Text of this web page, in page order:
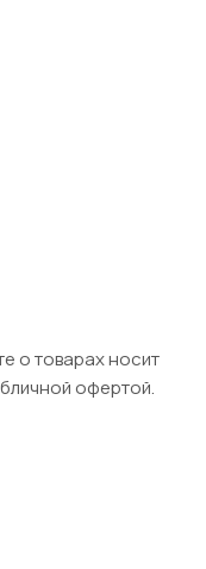
о товарах носит
офертой.